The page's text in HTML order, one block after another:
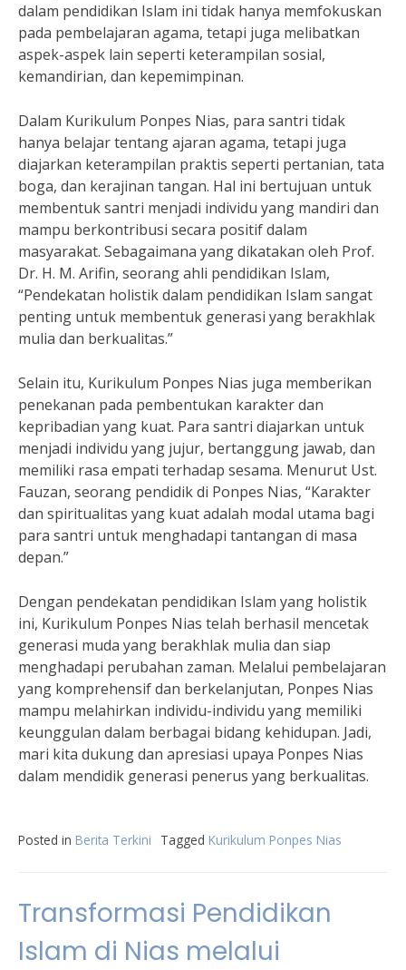
dalam pendidikan Islam ini tidak hanya memfokuskan
pada pembelajaran agama, tetapi juga melibatkan
aspek-aspek lain seperti keterampilan sosial,
kemandirian, dan kepemimpinan.
Dalam Kurikulum Ponpes Nias, para santri tidak
hanya belajar tentang ajaran agama, tetapi juga
diajarkan keterampilan praktis seperti pertanian, tata
boga, dan kerajinan tangan. Hal ini bertujuan untuk
membentuk santri menjadi individu yang mandiri dan
mampu berkontribusi secara positif dalam
masyarakat. Sebagaimana yang dikatakan oleh Prof.
Dr. H. M. Arifin, seorang ahli pendidikan Islam,
“Pendekatan holistik dalam pendidikan Islam sangat
penting untuk membentuk generasi yang berakhlak
mulia dan berkualitas.”
Selain itu, Kurikulum Ponpes Nias juga memberikan
penekanan pada pembentukan karakter dan
kepribadian yang kuat. Para santri diajarkan untuk
menjadi individu yang jujur, bertanggung jawab, dan
memiliki rasa empati terhadap sesama. Menurut Ust.
Fauzan, seorang pendidik di Ponpes Nias, “Karakter
dan spiritualitas yang kuat adalah modal utama bagi
para santri untuk menghadapi tantangan di masa
depan.”
Dengan pendekatan pendidikan Islam yang holistik
ini, Kurikulum Ponpes Nias telah berhasil mencetak
generasi muda yang berakhlak mulia dan siap
menghadapi perubahan zaman. Melalui pembelajaran
yang komprehensif dan berkelanjutan, Ponpes Nias
mampu melahirkan individu-individu yang memiliki
keunggulan dalam berbagai bidang kehidupan. Jadi,
mari kita dukung dan apresiasi upaya Ponpes Nias
dalam mendidik generasi penerus yang berkualitas.
Posted in Berita Terkini Tagged Kurikulum Ponpes Nias
Transformasi Pendidikan
Islam di Nias melalui